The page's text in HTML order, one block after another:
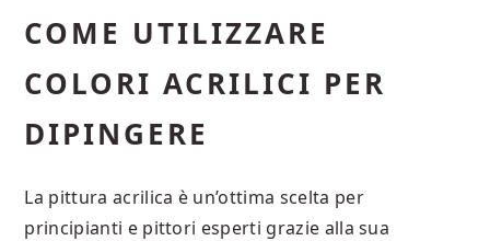
COME UTILIZZARE
COLORI ACRILICI PER
DIPINGERE
La pittura acrilica è un’ottima scelta per
principianti e pittori esperti grazie alla sua